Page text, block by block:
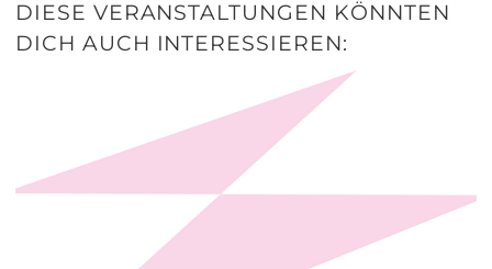
DIESE VERANSTALTUNGEN KÖNNTEN
DICH AUCH INTERESSIEREN: